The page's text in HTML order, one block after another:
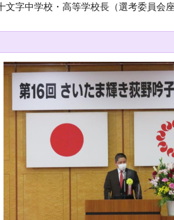
字中学校・高等学校長（選考委員